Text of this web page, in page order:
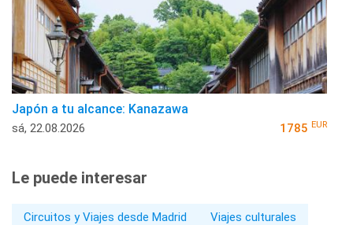
Japón a tu alcance: Kanazawa
sá, 22.08.2026 1785 EUR
Le puede interesar
Circuitos y Viajes desde Madrid
Viajes culturales